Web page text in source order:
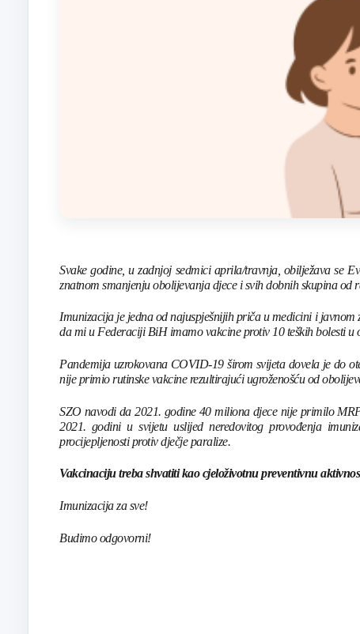
Svake godine, u zadnjoj sedmici aprila/travnja, obilježava se
znatnom smanjenju obolijevanja djece i svih dobnih skupina od
Imunizacija je jedna od najuspješnijih priča u medicini i
da mi u Federaciji BiH imamo vakcine protiv 10 teških bolesti u
Pandemija uzrokovana COVID-19 širom svijeta dovela je do
nije primio rutinske vakcine rezultirajući ugroženošću od
SZO navodi da 2021. godine 40 miliona djece nije primilo
2021. godini u svijetu uslijed neredovitog provođenja
procijepljenosti protiv dječje paralize.
Vakcinaciju treba shvatiti kao cjeloživotnu preventivnu
Imunizacija za sve!
Budimo odgovorni!